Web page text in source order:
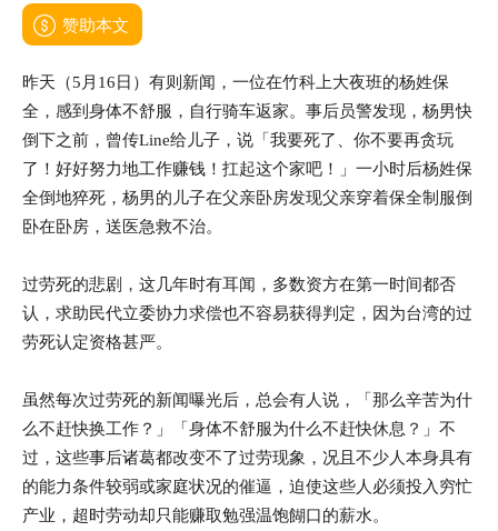
赞助本文
昨天（5月16日）有则新闻，一位在竹科上大夜班的杨姓保
全，感到身体不舒服，自行骑车返家。事后员警发现，杨男快
倒下之前，曾传Line给儿子，说「我要死了、你不要再贪玩
了！好好努力地工作赚钱！扛起这个家吧！」一小时后杨姓保
全倒地猝死，杨男的儿子在父亲卧房发现父亲穿着保全制服倒
卧在卧房，送医急救不治。
过劳死的悲剧，这几年时有耳闻，多数资方在第一时间都否
认，求助民代立委协力求偿也不容易获得判定，因为台湾的过
劳死认定资格甚严。
虽然每次过劳死的新闻曝光后，总会有人说，「那么辛苦为什
么不赶快换工作？」「身体不舒服为什么不赶快休息？」不
过，这些事后诸葛都改变不了过劳现象，况且不少人本身具有
的能力条件较弱或家庭状况的催逼，迫使这些人必须投入穷忙
产业，超时劳动却只能赚取勉强温饱餬口的薪水。